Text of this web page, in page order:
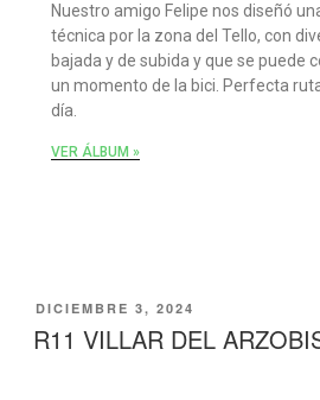
Nuestro amigo Felipe nos diseñó
técnica por la zona del Tello, con
bajada y de subida y que se puede
un momento de la bici. Perfecta
día.
VER ÁLBUM »
DICIEMBRE 3, 2024
R11 VILLAR DEL